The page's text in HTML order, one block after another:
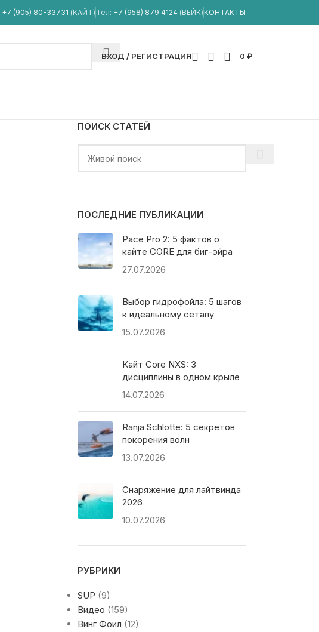
+7 (905) 80-33731 (КАЙТ) Тел: +7 (958) 879 4124 (ВЕЙК) КОНТАКТЫ
ВХОД / РЕГИСТРАЦИЯ 0 ₽
ПОИСК СТАТЕЙ
ПОСЛЕДНИЕ ПУБЛИКАЦИИ
Pace Pro 2: 5 фактов о
кайте CORE для биг-эйра
27.07.2026
Выбор гидрофойла: 5 шагов
к идеальному сетапу
15.07.2026
Кайт Core NXS: 3
дисциплины в одном крыле
14.07.2026
Ranja Schlotte: 5 секретов
покорения волн
13.07.2026
Снаряжение для лайтвинда
2026
10.07.2026
РУБРИКИ
SUP (9)
Видео (159)
Винг Фоил (12)